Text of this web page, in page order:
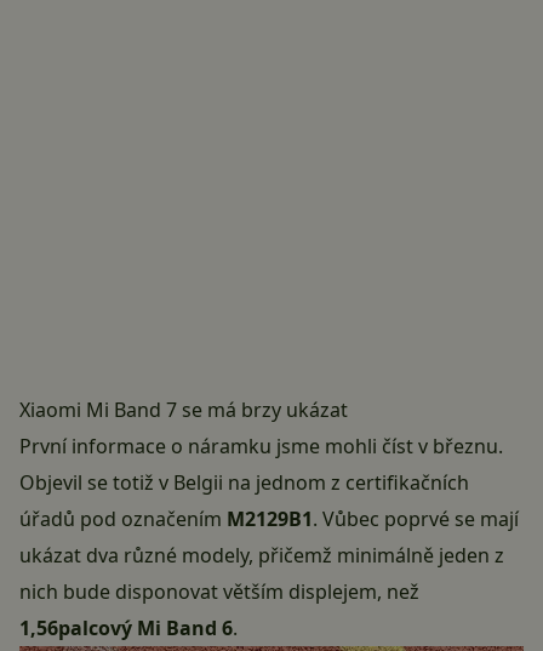
Xiaomi Mi Band 7 se má brzy ukázat
První informace o náramku jsme mohli číst v březnu.
Objevil se totiž v Belgii na jednom z certifikačních
úřadů pod označením M2129B1. Vůbec poprvé se mají
ukázat dva různé modely, přičemž minimálně jeden z
nich bude disponovat větším displejem, než
1,56palcový Mi Band 6.